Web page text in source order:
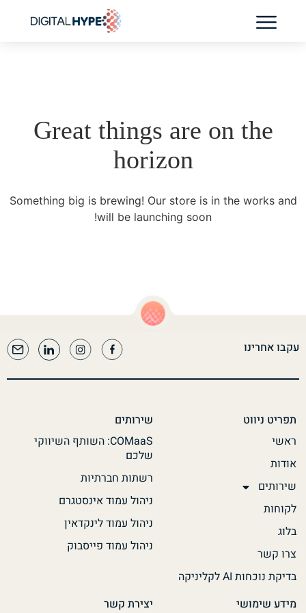
Great things are on the
horizon
Something big is brewing! Our store is in the works and
will be launching soon!
עקבו אחרינו
תפריט ניווט
ראשי
אודות
שירותים
לקוחות
בלוג
צרו קשר
בדיקת נוכחות AI לקליניקה
שירותים
COMaaS: השותף השיווקי
שלכם
רשתות חברתיות
ניהול עמוד אינסטגרם
ניהול עמוד לינקדאין
ניהול עמוד פייסבוק
מידע שימושי יצירת קשר